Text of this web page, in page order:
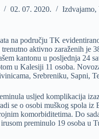
02. 07. 2020. Izdvajamo,
na području TK
trenutno aktivno zaraženih je
kantonu u posljednja 24
u Kalesiji 11 osoba.
Srebreniku, Sapni,
usljed komplikacija
se o osobi muškog spola iz
komorbiditetima. Do
preminulo 19 osoba u